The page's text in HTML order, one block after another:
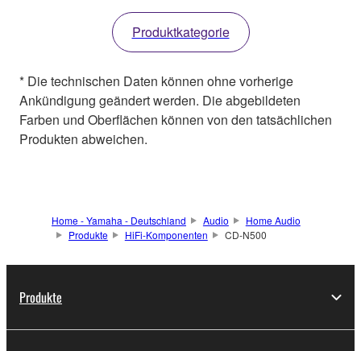
Produktkategorie
* Die technischen Daten können ohne vorherige
Ankündigung geändert werden. Die abgebildeten
Farben und Oberflächen können von den tatsächlichen
Produkten abweichen.
Home - Yamaha - Deutschland Audio
Home Audio
Produkte
HiFi-Komponenten CD-N500
Produkte